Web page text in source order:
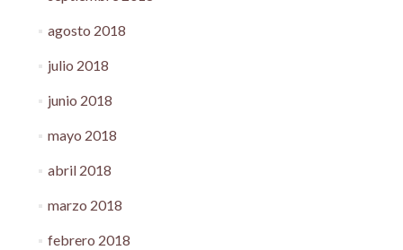
agosto 2018
julio 2018
junio 2018
mayo 2018
abril 2018
marzo 2018
febrero 2018